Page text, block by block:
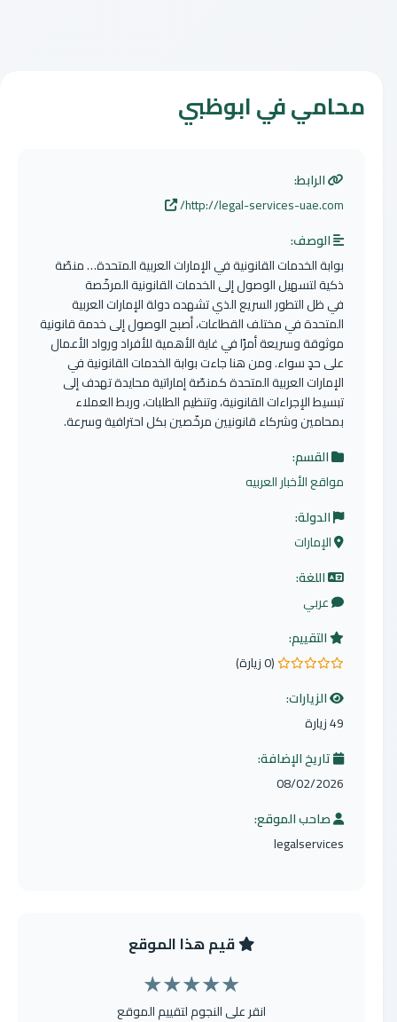
محامي في ابوظبي
الرابط:
http://legal-services-uae.com/
الوصف:
بوابة الخدمات القانونية في الإمارات العربية المتحدة… منصّة
ذكية لتسهيل الوصول إلى الخدمات القانونية المرخّصة
في ظل التطور السريع الذي تشهده دولة الإمارات العربية
المتحدة في مختلف القطاعات، أصبح الوصول إلى خدمة قانونية
موثوقة وسريعة أمرًا في غاية الأهمية للأفراد ورواد الأعمال
على حدٍ سواء. ومن هنا جاءت بوابة الخدمات القانونية في
الإمارات العربية المتحدة كمنصّة إماراتية محايدة تهدف إلى
تبسيط الإجراءات القانونية، وتنظيم الطلبات، وربط العملاء
بمحامين وشركاء قانونيين مرخّصين بكل احترافية وسرعة.
القسم:
مواقع الأخبار العربيه
الدولة:
الإمارات
اللغة:
عربي
التقييم:
0.0 من 5 نجوم
(0 زيارة)
الزيارات:
49 زيارة
تاريخ الإضافة:
08/02/2026
صاحب الموقع:
legalservices
قيم هذا الموقع
★
★
★
★
★
انقر على النجوم لتقييم الموقع